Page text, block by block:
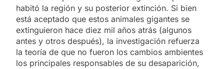
habitó la región y su posterior extinción. Si bien
está aceptado que estos animales gigantes se
extinguieron hace diez mil años atrás (algunos
antes y otros después), la investigación refuerza
la teoría de que no fueron los cambios ambientes
los principales responsables de su desaparición,